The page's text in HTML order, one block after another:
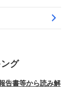
グ
告書等から読み解